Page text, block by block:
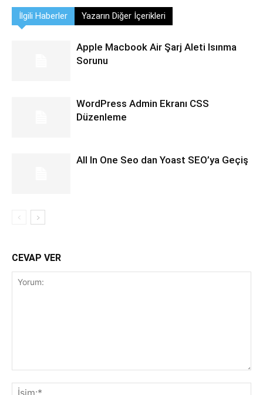
İlgili Haberler Yazarın Diğer İçerikleri
Apple Macbook Air Şarj Aleti Isınma
Sorunu
WordPress Admin Ekranı CSS
Düzenleme
All In One Seo dan Yoast SEO’ya Geçiş
CEVAP VER